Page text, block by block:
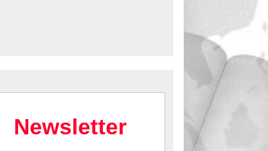
Newsletter